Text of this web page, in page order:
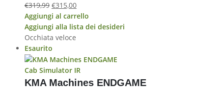
€319,99 €315,00
Aggiungi al carrello
Aggiungi alla lista dei desideri
Occhiata veloce
Esaurito
Cab Simulator IR
KMA Machines ENDGAME